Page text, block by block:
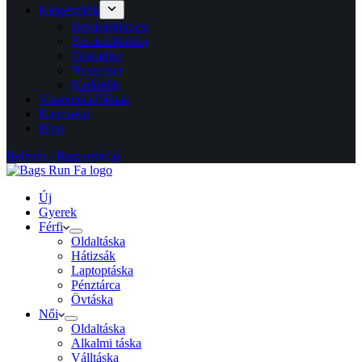
Kiegészítők
Bevásárlókocsi
Bevásárlótáska
Táskadísz
Neszeszer
Karkötők
Viszonteladóknak
Kapcsolat
Blog
Belépés / Regisztráció
Új
Gyerek
Férfi
Oldaltáska
Hátizsák
Laptoptáska
Pénztárca
Övtáska
Női
Oldaltáska
Alkalmi táska
Válltáska